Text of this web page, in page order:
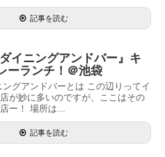
記事を読む
ダイニングアンドバー』キ
ーランチ！＠池袋
グアンドバーとは この辺りってイ
が妙に多いのですが、ここはその
ー！ 場所は...
記事を読む